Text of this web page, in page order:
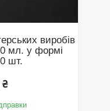
виробів
мл. у формі
шт.
₴